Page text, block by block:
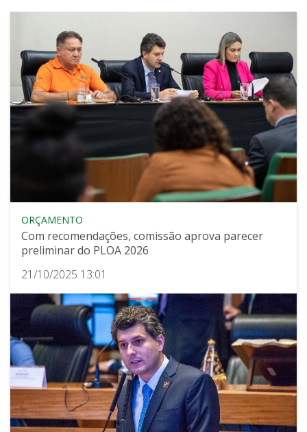
ORÇAMENTO
Com recomendações, comissão aprova parecer
preliminar do PLOA 2026
21/10/2025 13:01